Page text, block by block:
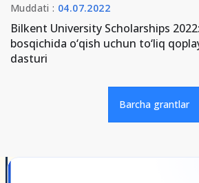
Muddati : 04.07.2022
Bilkent University Scholarships
bosqichida o‘qish uchun to‘liq
dasturi
Barcha grantlar